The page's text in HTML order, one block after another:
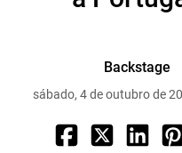
Backstage
sábado, 4 de outubro de